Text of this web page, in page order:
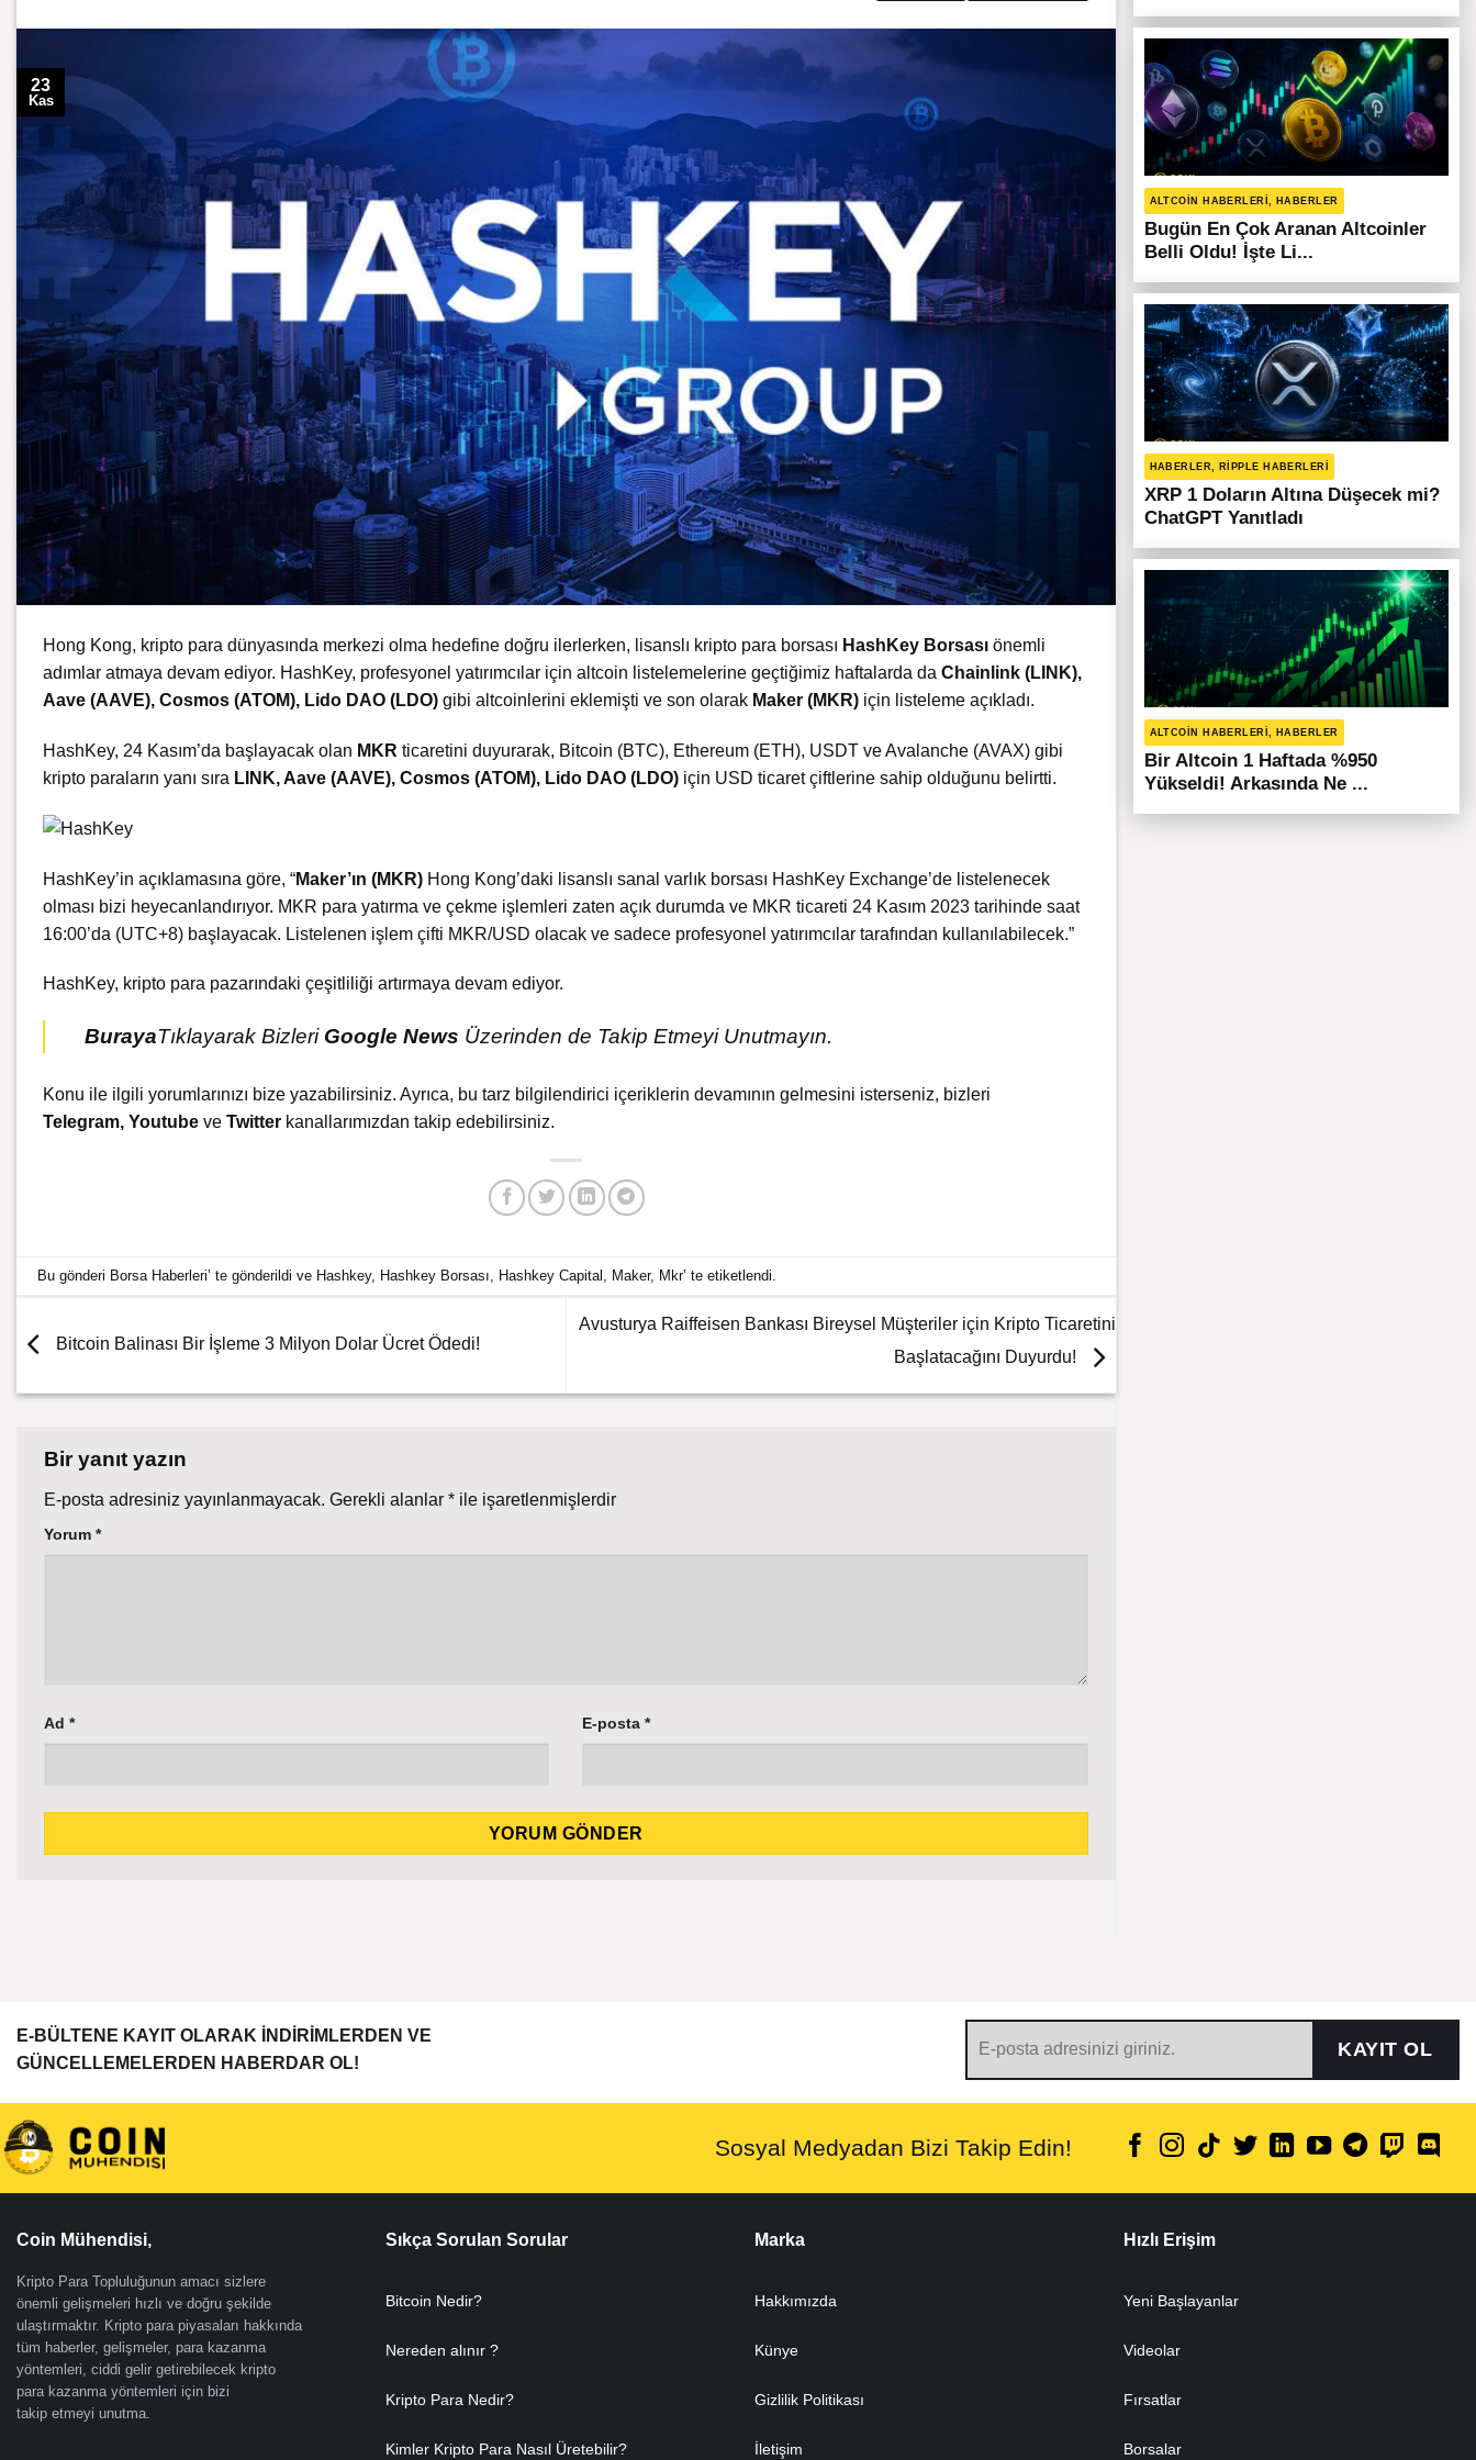
23
Kas
Hong Kong, kripto para dünyasında merkezi olma hedefine doğru ilerlerken, lisanslı kripto para borsası HashKey Borsası önemli
adımlar atmaya devam ediyor. HashKey, profesyonel yatırımcılar için altcoin listelemelerine geçtiğimiz haftalarda da Chainlink (LINK),
Aave (AAVE), Cosmos (ATOM), Lido DAO (LDO) gibi altcoinlerini eklemişti ve son olarak Maker (MKR) için listeleme açıkladı.
HashKey, 24 Kasım’da başlayacak olan MKR ticaretini duyurarak, Bitcoin (BTC), Ethereum (ETH), USDT ve Avalanche (AVAX) gibi
kripto paraların yanı sıra LINK, Aave (AAVE), Cosmos (ATOM), Lido DAO (LDO) için USD ticaret çiftlerine sahip olduğunu belirtti.
HashKey’in açıklamasına göre, “Maker’ın (MKR) Hong Kong’daki lisanslı sanal varlık borsası HashKey Exchange’de listelenecek
olması bizi heyecanlandırıyor. MKR para yatırma ve çekme işlemleri zaten açık durumda ve MKR ticareti 24 Kasım 2023 tarihinde saat
16:00’da (UTC+8) başlayacak. Listelenen işlem çifti MKR/USD olacak ve sadece profesyonel yatırımcılar tarafından kullanılabilecek.”
HashKey, kripto para pazarındaki çeşitliliği artırmaya devam ediyor.
BurayaTıklayarak Bizleri Google News Üzerinden de Takip Etmeyi Unutmayın.
Konu ile ilgili yorumlarınızı bize yazabilirsiniz. Ayrıca, bu tarz bilgilendirici içeriklerin devamının gelmesini isterseniz, bizleri
Telegram, Youtube ve Twitter kanallarımızdan takip edebilirsiniz.
Bu gönderi Borsa Haberleri’ te gönderildi ve Hashkey, Hashkey Borsası Hashkey Capital Maker, Mkr’ te etiketlendi.
Bitcoin Balinası Bir İşleme 3 Milyon Dolar Ücret Ödedi!
Avusturya Raiffeisen Bankası Bireysel Müşteriler için Kripto Ticaretini
Başlatacağını Duyurdu!
Bir yanıt yazın
E-posta adresiniz yayınlanmayacak. Gerekli alanlar * ile işaretlenmişlerdir
Yorum *
Ad * E-posta*
ALTCOIN HABERLERI, HABERLER
Bugün En Çok Aranan Altcoinler
Belli Oldu! İşte Li...
HABERLER, RIPPLE HABERLERI
XRP 1 Doların Altına Düşecek mi?
ChatGPT Yanıtladı
ALTCOIN HABERLERI, HABERLER
Bir Altcoin 1 Haftada %950
Yükseldi! Arkasında Ne ...
E-BÜLTENE KAYIT OLARAK İNDİRİMLERDEN VE
GÜNCELLEMELERDEN HABERDAR OL!
KAYIT OL
Sosyal Medyadan Bizi Takip Edin!
Coin Mühendisi,
Kripto Para Topluluğunun amacı sizlere
önemli gelişmeleri hızlı ve doğru şekilde
ulaştırmaktır. Kripto para piyasaları hakkında
tüm haberler, gelişmeler, para kazanma
yöntemleri, ciddi gelir getirebilecek kripto
para kazanma yöntemleri için bizi
takip etmeyi unutma.
Sıkça Sorulan Sorular
Bitcoin Nedir?
Nereden alınır ?
Kripto Para Nedir?
Kimler Kripto Para Nasıl Üretebilir?
Marka
Hakkımızda
Künye
Gizlilik Politikası
İletişim
Hızlı Erişim
Yeni Başlayanlar
Videolar
Fırsatlar
Borsalar